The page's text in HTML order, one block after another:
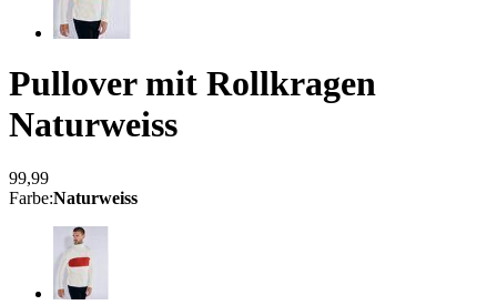
Pullover mit Rollkragen
Naturweiss
99,99
Farbe:Naturweiss